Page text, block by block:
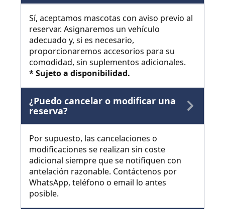
Sí, aceptamos mascotas con aviso previo al
reservar. Asignaremos un vehículo
adecuado y, si es necesario,
proporcionaremos accesorios para su
comodidad, sin suplementos adicionales.
* Sujeto a disponibilidad.
¿Puedo cancelar o modificar una
reserva?
Por supuesto, las cancelaciones o
modificaciones se realizan sin coste
adicional siempre que se notifiquen con
antelación razonable. Contáctenos por
WhatsApp, teléfono o email lo antes
posible.